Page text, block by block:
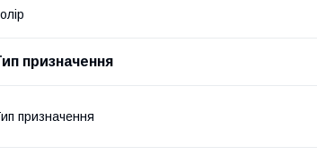
призначення
призначення